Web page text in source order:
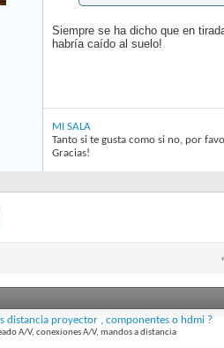
Siempre se ha dicho que en
habría caído al suelo!
MI SALA
Tanto si te gusta como si no, por
Gracias!
distancia proyector , componentes o hdmi ?
A/V, conexiones A/V, mandos a distancia